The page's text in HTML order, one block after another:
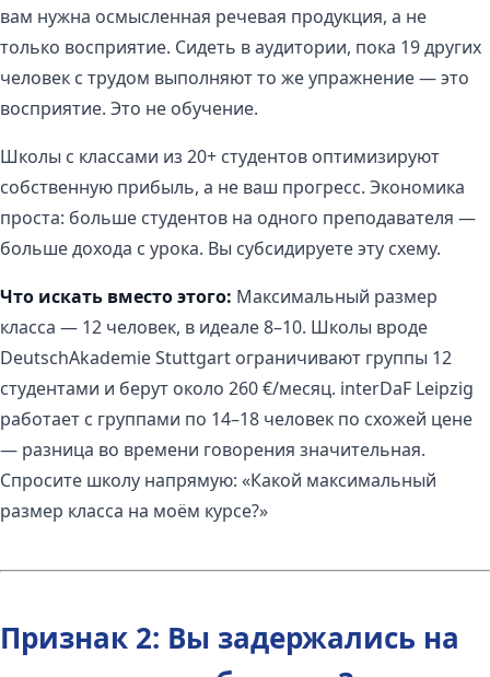
вам нужна осмысленная речевая продукция, а не
только восприятие. Сидеть в аудитории, пока 19 других
человек с трудом выполняют то же упражнение — это
восприятие. Это не обучение.
Школы с классами из 20+ студентов оптимизируют
собственную прибыль, а не ваш прогресс. Экономика
проста: больше студентов на одного преподавателя —
больше дохода с урока. Вы субсидируете эту схему.
Что искать вместо этого: Максимальный размер
класса — 12 человек, в идеале 8–10. Школы вроде
DeutschAkademie Stuttgart ограничивают группы 12
студентами и берут около 260 €/месяц. interDaF Leipzig
работает с группами по 14–18 человек по схожей цене
— разница во времени говорения значительная.
Спросите школу напрямую: «Какой максимальный
размер класса на моём курсе?»
Признак 2: Вы задержались на